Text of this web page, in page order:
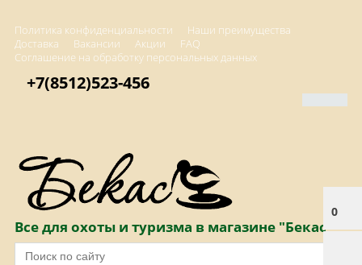
Политика конфиденциальности
Наши преимущества
Доставка
Вакансии Акции
FAQ
Соглашение на обработку персональных данных
0
+7(8512)523-456
Все для охоты и туризма в магазине "Бекас"